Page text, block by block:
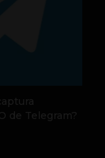
de Telegram?